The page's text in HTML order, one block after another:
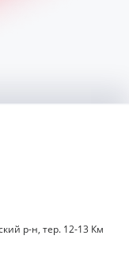
р-н, тер. 12-13 Км